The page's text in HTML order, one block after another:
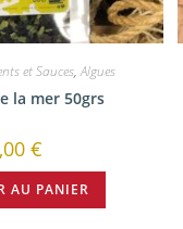
et Sauces,Algues
la mer 50grs
€
AU PANIER